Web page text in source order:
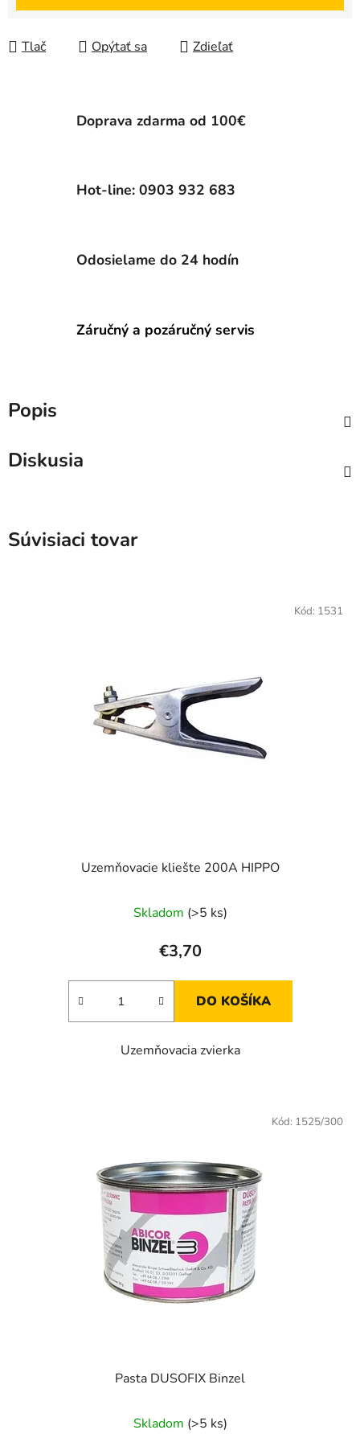
Tlač Opýtať sa Zdieľať
Doprava zdarma od 100€
Hot-line: 0903 932 683
Odosielame do 24 hodín
Záručný a pozáručný servis
Popis
Diskusia
Súvisiaci tovar
Uzemňovacie kliešte 200A HIPPO
Skladom (>5 ks)
€3,70
DO KOŠÍKA
Uzemňovacia zvierka
Kód: 1531
Pasta DUSOFIX Binzel
Skladom (>5 ks)
Kód: 1525/300